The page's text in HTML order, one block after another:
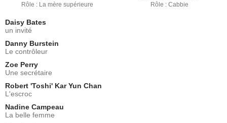
Rôle : La mère supérieure Rôle : Cabbie
Daisy Bates
un invité
Danny Burstein
Le contrôleur
Zoe Perry
Une secrétaire
Robert 'Toshi' Kar Yun Chan
L'escroc
Nadine Campeau
La belle femme